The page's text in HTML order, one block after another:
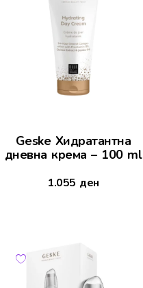
Geske Хидратантна
дневна крема – 100 ml
1.055 ден